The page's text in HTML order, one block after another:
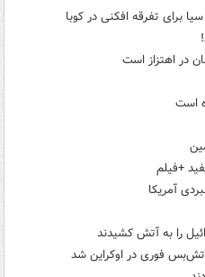
برای تفرقه افکنی در کوبا
در اهتزاز است
است
+فیلم
آمریکا
را به آتش کشیدند
فوری در اوکراین شد